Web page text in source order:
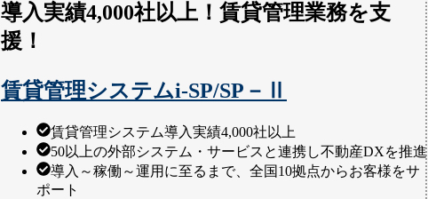
導入実績4,000社以上！賃貸管理業務を支
援！
賃貸管理システムi-SP/SP－Ⅱ
賃貸管理システム導入実績4,000社以上
50以上の外部システム・サービスと連携し不動産DXを推進
導入～稼働～運用に至るまで、全国10拠点からお客様をサ
ポート